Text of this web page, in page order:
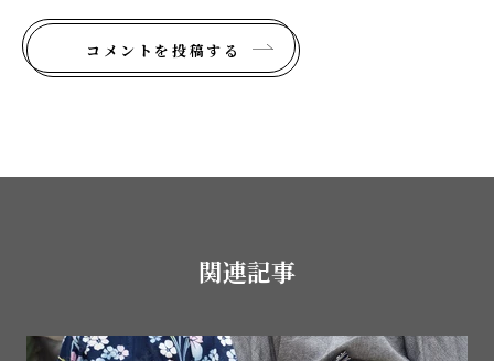
コメントを投稿する
関連記事